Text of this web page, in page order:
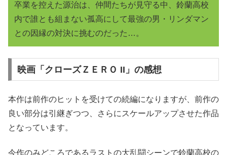
卒業を控えた源治は、仲間たちが見守る中、鈴蘭高校
内で誰とも組まない孤高にして最強の男・リンダマン
との因縁の対決に挑むのだった…。
映画「クローズＺＥＲＯ II」の感想
本作は前作のヒットを受けての続編になりますが、前作の
良い部分は引継ぎつつ、さらにスケールアップさせた作品
となっています。
今作のみどころであるラストの大乱闘シーンで鈴蘭高校の